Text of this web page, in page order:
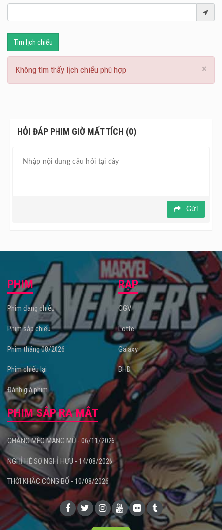
Tìm lịch chiếu
×
Không tìm thấy lịch chiếu phù hợp
HỎI ĐÁP PHIM GIỜ MẤT TÍCH (0)
Gửi
PHIM
Phim đang chiếu
Phim sắp chiếu
Phim tháng 08/2026
Phim chiếu lại
Đánh giá phim
RẠP
CGV
Lotte
Galaxy
BHD
PHIM SẮP RA MẮT
CHÀNG MÈO MANG MŨ - 06/11/2026
NGHỈ HÈ SỢ NGHỈ HƯU - 14/08/2026
THỜI KHẮC CÔNG BỐ - 10/08/2026